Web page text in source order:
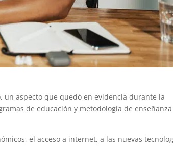
aspecto que quedó en evidencia durante la
de educación y metodología de
el acceso a internet, a las nuevas